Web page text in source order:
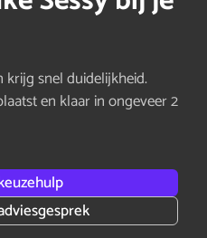
krijg snel duidelijkheid.
en klaar in ongeveer 2